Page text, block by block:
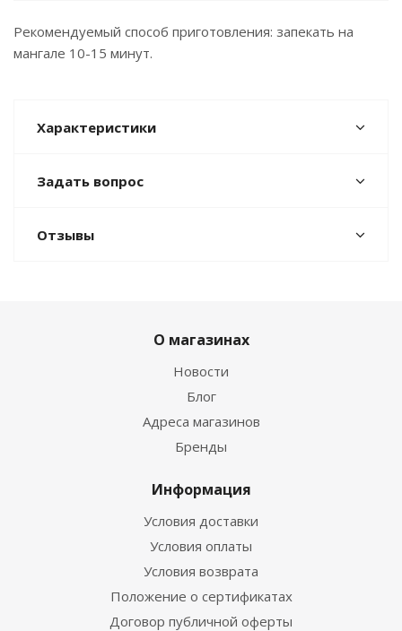
Рекомендуемый способ приготовления: запекать на
мангале 10-15 минут.
Характеристики
Задать вопрос
Отзывы
О магазинах
Новости
Блог
Адреса магазинов
Бренды
Информация
Условия доставки
Условия оплаты
Условия возврата
Положение о сертификатах
Договор публичной оферты